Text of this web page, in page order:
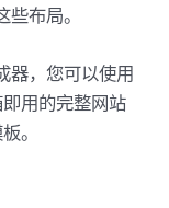
布局。
器，您可以使用
用的完整网站
。